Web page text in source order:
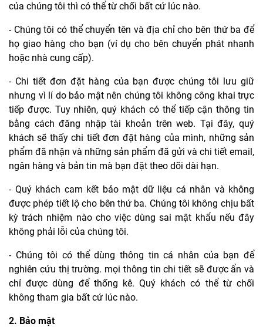
của chúng tôi thì có thể từ chối bất cứ lúc nào.
- Chúng tôi có thể chuyển tên và địa chỉ cho bên thứ ba để
họ giao hàng cho bạn (ví dụ cho bên chuyển phát nhanh
hoặc nhà cung cấp).
- Chi tiết đơn đặt hàng của bạn được chúng tôi lưu giữ
nhưng vì lí do bảo mật nên chúng tôi không công khai trực
tiếp được. Tuy nhiên, quý khách có thể tiếp cận thông tin
bằng cách đăng nhập tài khoản trên web. Tại đây, quý
khách sẽ thấy chi tiết đơn đặt hàng của mình, những sản
phẩm đã nhận và những sản phẩm đã gửi và chi tiết email,
ngân hàng và bản tin mà bạn đặt theo dõi dài hạn.
- Quý khách cam kết bảo mật dữ liệu cá nhân và không
được phép tiết lộ cho bên thứ ba. Chúng tôi không chịu bất
kỳ trách nhiệm nào cho việc dùng sai mật khẩu nếu đây
không phải lỗi của chúng tôi.
- Chúng tôi có thể dùng thông tin cá nhân của bạn để
nghiên cứu thị trường. mọi thông tin chi tiết sẽ được ẩn và
chỉ được dùng để thống kê. Quý khách có thể từ chối
không tham gia bất cứ lúc nào.
2. Bảo mật